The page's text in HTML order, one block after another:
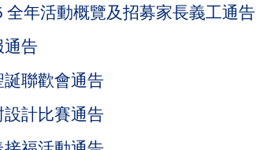
全年活動概覽及招募家長義工通告
通告
誕聯歡會通告
設計比賽通告